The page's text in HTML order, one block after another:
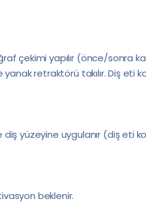
çekimi yapılır (önce/sonra
retraktörü takılır. Diş eti
yüzeyine uygulanır (diş eti
beklenir.